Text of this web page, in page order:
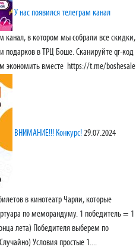
У нас появился телеграм канал
канал, в котором мы собрали все скидки,
в ТРЦ Боше. Сканируйте qr-код
экономить вместе https://t.me/boshesale
ВНИМАНИЕ!!! Конкурс!29.07.2024
в кинотеатр Чарли, которые
по меморандуму. 1 победитель = 1
лета) Победителя выберем по
Условия простые 1....